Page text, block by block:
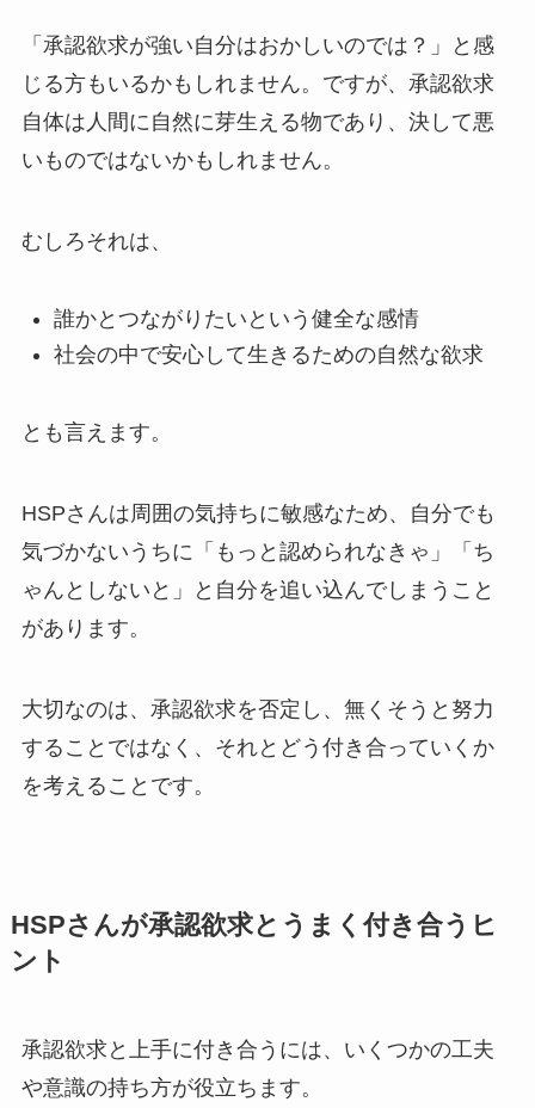
「承認欲求が強い自分はおかしいのでは？」と感
じる方もいるかもしれません。ですが、承認欲求
自体は人間に自然に芽生える物であり、決して悪
いものではないかもしれません。
むしろそれは、
誰かとつながりたいという健全な感情
社会の中で安心して生きるための自然な欲求
とも言えます。
HSPさんは周囲の気持ちに敏感なため、自分でも
気づかないうちに「もっと認められなきゃ」「ち
ゃんとしないと」と自分を追い込んでしまうこと
があります。
大切なのは、承認欲求を否定し、無くそうと努力
することではなく、それとどう付き合っていくか
を考えることです。
HSPさんが承認欲求とうまく付き合うヒ
ント
承認欲求と上手に付き合うには、いくつかの工夫
や意識の持ち方が役立ちます。